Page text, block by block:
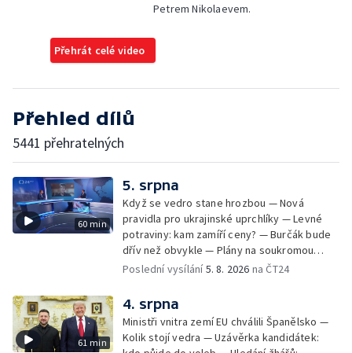
Petrem Nikolaevem.
Přehrát celé video
Přehled dílů
5441 přehratelných
60 min
5. srpna
Když se vedro stane hrozbou — Nová
pravidla pro ukrajinské uprchlíky — Levné
potraviny: kam zamíří ceny? — Burčák bude
dřív než obvykle — Plány na soukromou
orbitální stanici
Poslední vysílání5. 8. 2026 na ČT24
61 min
4. srpna
Ministři vnitra zemí EU chválili Španělsko —
Kolik stojí vedra — Uzávěrka kandidátek: